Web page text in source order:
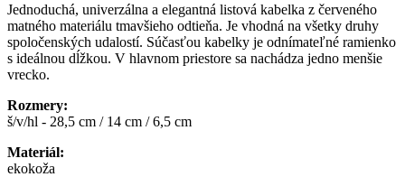
Jednoduchá, univerzálna a elegantná listová kabelka z červeného
matného materiálu tmavšieho odtieňa. Je vhodná na všetky druhy
spoločenských udalostí. Súčasťou kabelky je odnímateľné ramienko
s ideálnou dĺžkou. V hlavnom priestore sa nachádza jedno menšie
vrecko.
Rozmery:
š/v/hl - 28,5 cm / 14 cm / 6,5 cm
Materiál:
ekokoža